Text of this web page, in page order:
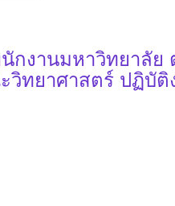
กงานมหาวิทยาลัย
วิทยาศาสตร์ ปฏิบัติ